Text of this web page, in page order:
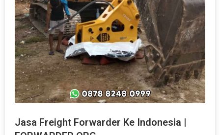
Jasa Freight Forwarder Ke Indonesia |